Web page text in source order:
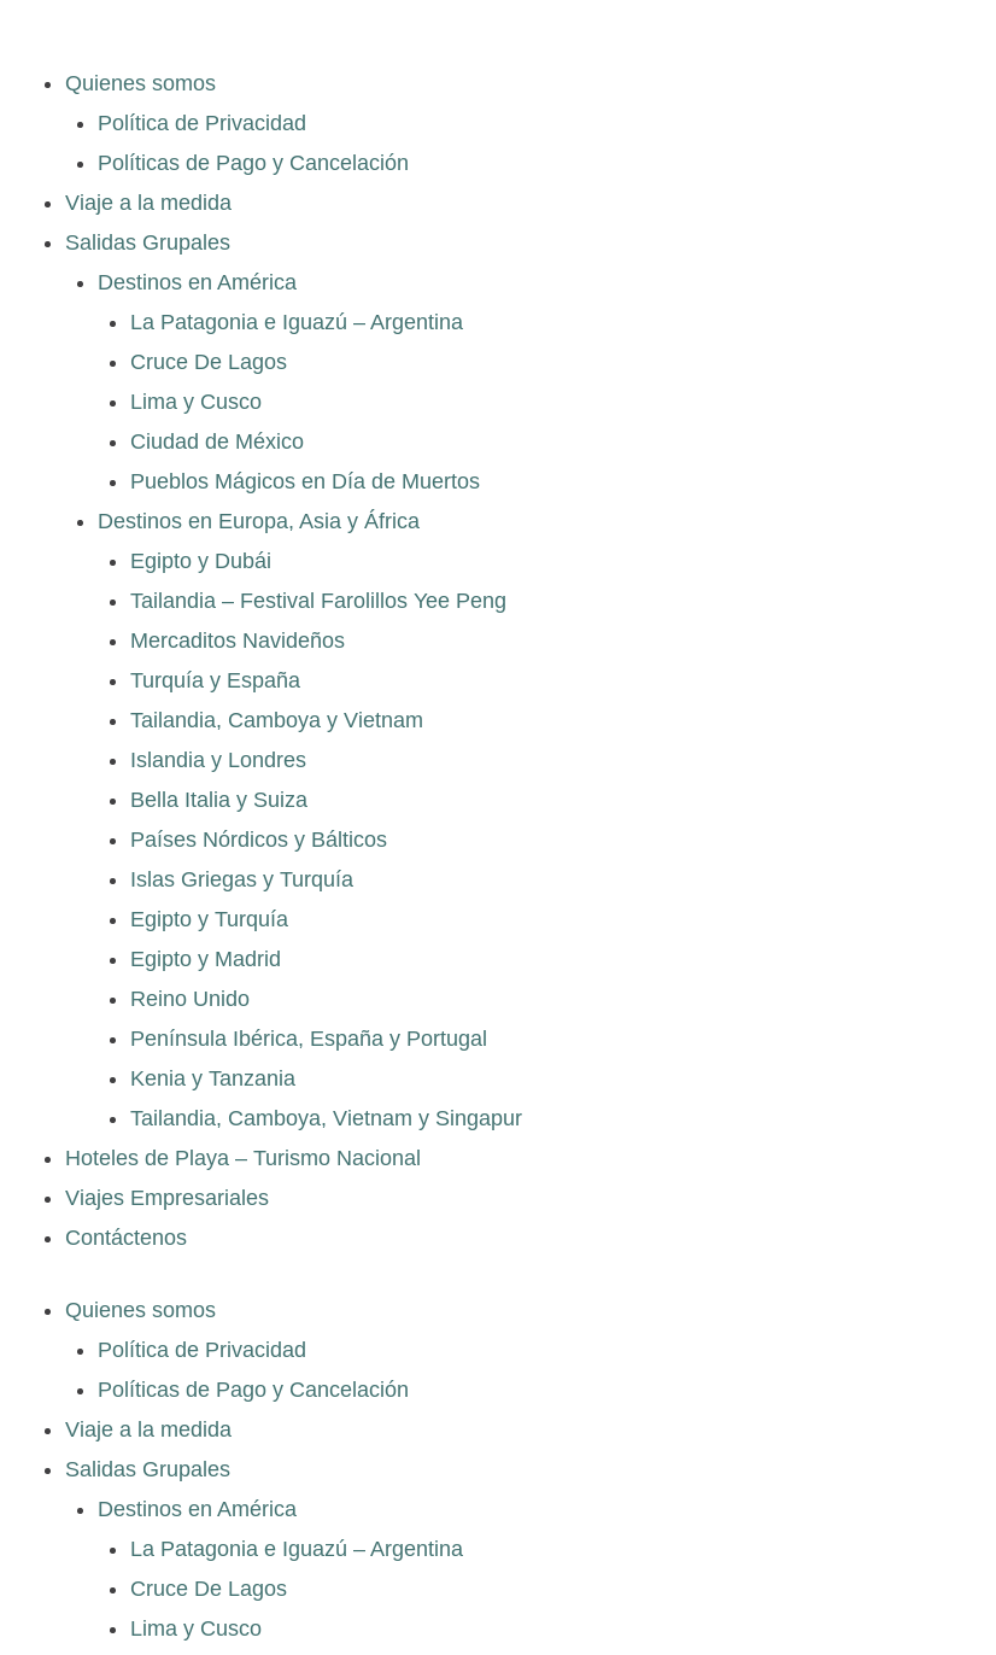
Quienes somos
Política de Privacidad
Políticas de Pago y Cancelación
Viaje a la medida
Salidas Grupales
Destinos en América
La Patagonia e Iguazú – Argentina
Cruce De Lagos
Lima y Cusco
Ciudad de México
Pueblos Mágicos en Día de Muertos
Destinos en Europa, Asia y África
Egipto y Dubái
Tailandia – Festival Farolillos Yee Peng
Mercaditos Navideños
Turquía y España
Tailandia, Camboya y Vietnam
Islandia y Londres
Bella Italia y Suiza
Países Nórdicos y Bálticos
Islas Griegas y Turquía
Egipto y Turquía
Egipto y Madrid
Reino Unido
Península Ibérica, España y Portugal
Kenia y Tanzania
Tailandia, Camboya, Vietnam y Singapur
Hoteles de Playa – Turismo Nacional
Viajes Empresariales
Contáctenos
Quienes somos
Política de Privacidad
Políticas de Pago y Cancelación
Viaje a la medida
Salidas Grupales
Destinos en América
La Patagonia e Iguazú – Argentina
Cruce De Lagos
Lima y Cusco